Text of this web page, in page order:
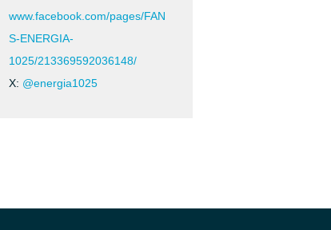
www.facebook.com/pages/FAN
S-ENERGIA-
1025/213369592036148/
X: @energia1025